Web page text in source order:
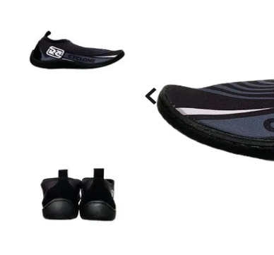
10º Bermuda Veludo